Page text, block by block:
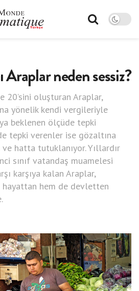
Araplar neden sessiz?
20’sini oluşturan Araplar,
yönelik kendi vergileriyle
beklenen ölçüde tepki
tepki verenler ise gözaltına
ve hatta tutuklanıyor. Yıllardır
sınıf vatandaş muamelesi
karşıya kalan Araplar,
hayattan hem de devletten